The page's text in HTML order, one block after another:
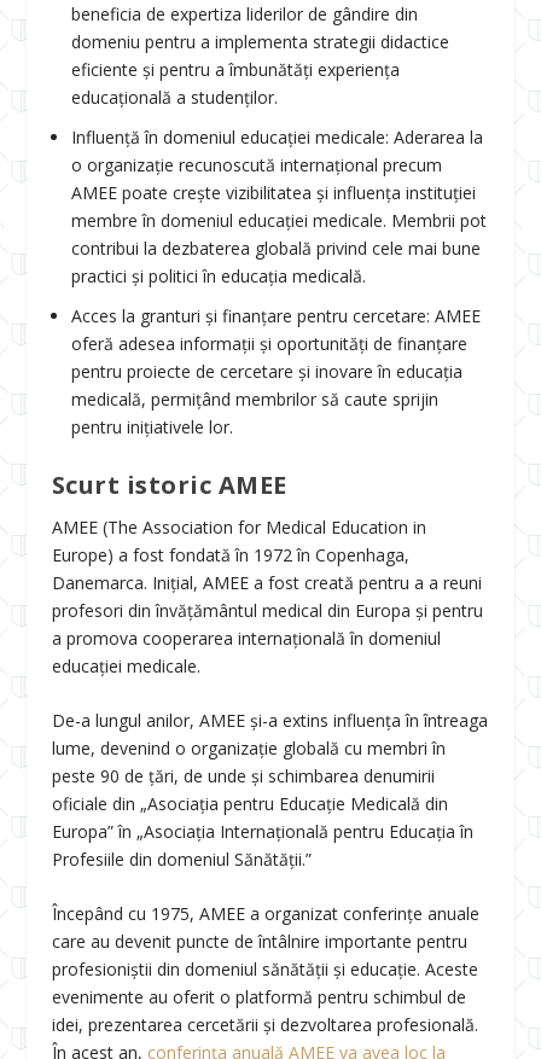
beneficia de expertiza liderilor de gândire din
domeniu pentru a implementa strategii didactice
eficiente și pentru a îmbunătăți experiența
educațională a studenților.
Influență în domeniul educației medicale: Aderarea la
o organizație recunoscută internațional precum
AMEE poate crește vizibilitatea și influența instituției
membre în domeniul educației medicale. Membrii pot
contribui la dezbaterea globală privind cele mai bune
practici și politici în educația medicală.
Acces la granturi și finanțare pentru cercetare: AMEE
oferă adesea informații și oportunități de finanțare
pentru proiecte de cercetare și inovare în educația
medicală, permițând membrilor să caute sprijin
pentru inițiativele lor.
Scurt istoric AMEE
AMEE (The Association for Medical Education in
Europe) a fost fondată în 1972 în Copenhaga,
Danemarca. Inițial, AMEE a fost creată pentru a a reuni
profesori din învățământul medical din Europa și pentru
a promova cooperarea internațională în domeniul
educației medicale.
De-a lungul anilor, AMEE și-a extins influența în întreaga
lume, devenind o organizație globală cu membri în
peste 90 de țări, de unde și schimbarea denumirii
oficiale din „Asociația pentru Educație Medicală din
Europa” în „Asociația Internațională pentru Educația în
Profesiile din domeniul Sănătății.”
Începând cu 1975, AMEE a organizat conferințe anuale
care au devenit puncte de întâlnire importante pentru
profesioniștii din domeniul sănătății și educație. Aceste
evenimente au oferit o platformă pentru schimbul de
idei, prezentarea cercetării și dezvoltarea profesională.
În acest an, conferința anuală AMEE va avea loc la